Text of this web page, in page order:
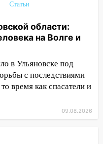
шторма
районе
надвигается
в
Статьи
области:
на Волге и
в Ульяновске под
с последствиями
время как спасатели и
09.08.2026